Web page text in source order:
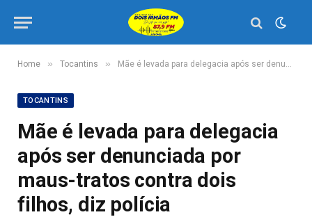
Home » Tocantins » Mãe é levada para delegacia após ser denunciada por maus-tratos contra dois filhos, diz polícia
TOCANTINS
Mãe é levada para delegacia
após ser denunciada por
maus-tratos contra dois
filhos, diz polícia